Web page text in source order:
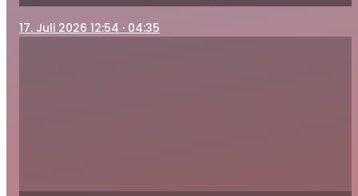
17. Juli 2026 12:54 · 04:35